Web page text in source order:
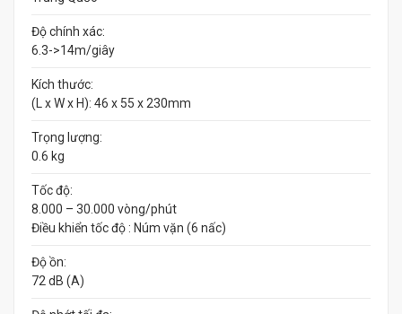
Độ chính xác:
6.3->14m/giây
Kích thước:
(L x W x H): 46 x 55 x 230mm
Trọng lượng:
0.6 kg
Tốc độ:
8.000 – 30.000 vòng/phút
Điều khiển tốc độ : Núm vặn (6 nấc)
Độ ồn:
72 dB (A)